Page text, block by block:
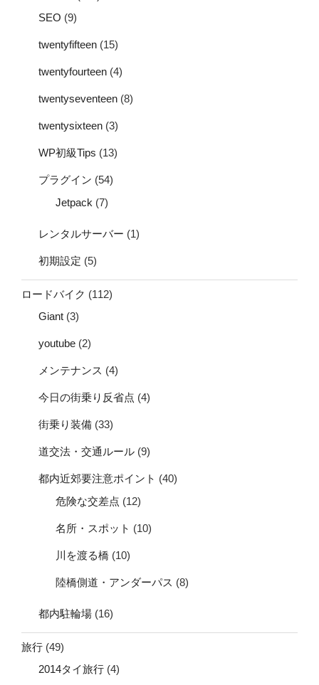
SEO (9)
twentyfifteen (15)
twentyfourteen (4)
twentyseventeen (8)
twentysixteen (3)
WP初級Tips (13)
プラグイン (54)
Jetpack (7)
レンタルサーバー (1)
初期設定 (5)
ロードバイク (112)
Giant (3)
youtube (2)
メンテナンス (4)
今日の街乗り反省点 (4)
街乗り装備 (33)
道交法・交通ルール (9)
都内近郊要注意ポイント (40)
危険な交差点 (12)
名所・スポット (10)
川を渡る橋 (10)
陸橋側道・アンダーパス (8)
都内駐輪場 (16)
旅行 (49)
2014タイ旅行 (4)